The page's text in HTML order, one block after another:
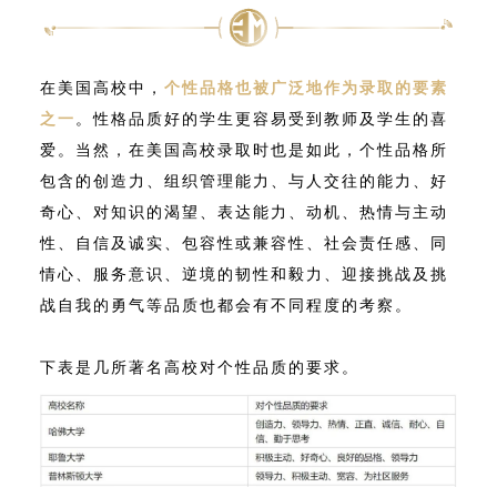
在美国高校中， 个性品格也被广泛地作为录取的要素
之一。性格品质好的学生更容易受到教师及学生的喜
爱。当然，在美国高校录取时也是如此，个性品格所
包含的创造力、组织管理能力、与人交往的能力、好
奇心、对知识的渴望、表达能力、动机、热情与主动
性、自信及诚实、包容性或兼容性、社会责任感、同
情心、服务意识、逆境的韧性和毅力、迎接挑战及挑
战自我的勇气等品质也都会有不同程度的考察。
下表是几所著名高校对个性品质的要求。